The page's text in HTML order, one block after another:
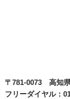
〒781-0073 高知
フリーダイヤル：